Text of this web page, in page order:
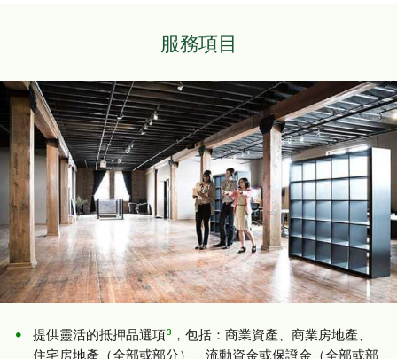
服務項目
提供靈活的抵押品選項 3
，包括：商業資產、商業房地產、
住宅房地產（全部或部分）、流動資金或保證金（全部或部